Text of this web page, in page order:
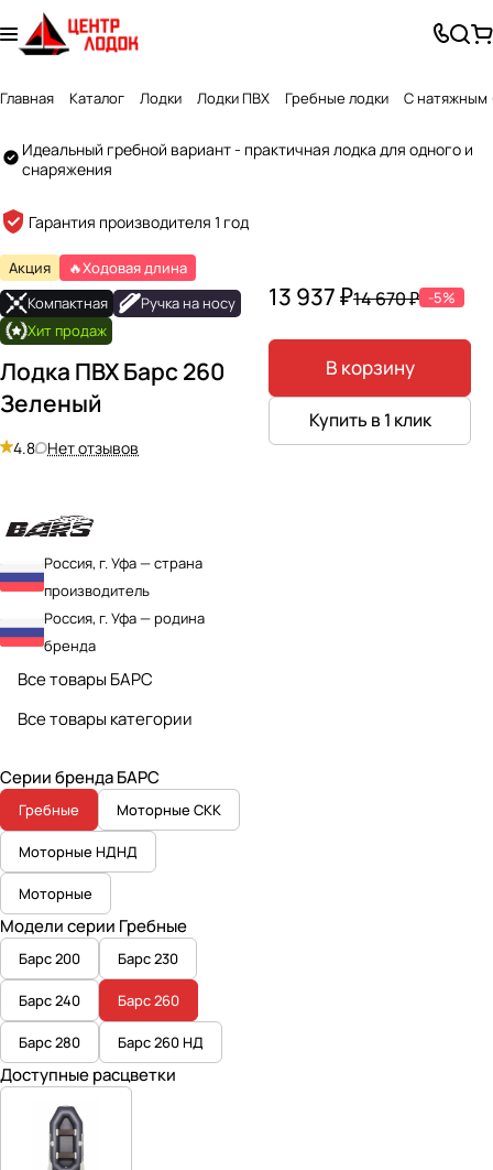
Главная Каталог Лодки Лодки ПВХ Гребные лодки С натяжным
Created by GlyphGenius Studio
Идеальный гребной вариант - практичная лодка для одного и
снаряжения
Гарантия производителя 1 год
Акция
🔥Ходовая длина
Компактная
Ручка на носу
Хит продаж
Лодка ПВХ Барс 260
Зеленый
4.8 Нет отзывов
Россия, г. Уфа — страна
производитель
Россия, г. Уфа — родина
бренда
Все товары БАРС
Все товары категории
Серии бренда БАРС
Гребные Моторные СКК
Моторные НДНД
Моторные
Модели серии Гребные
Барс 200 Барс 230
Барс 240 Барс 260
Барс 280 Барс 260 НД
Доступные расцветки
13 937 ₽14 670 ₽ -5%
В корзину
Купить в 1 клик